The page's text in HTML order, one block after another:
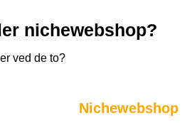
nichewebshop?
ved de to?
Nichewebshop